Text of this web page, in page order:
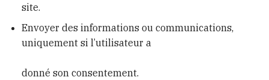
site.
Envoyer des informations ou communications,
uniquement si l’utilisateur a
donné son consentement.